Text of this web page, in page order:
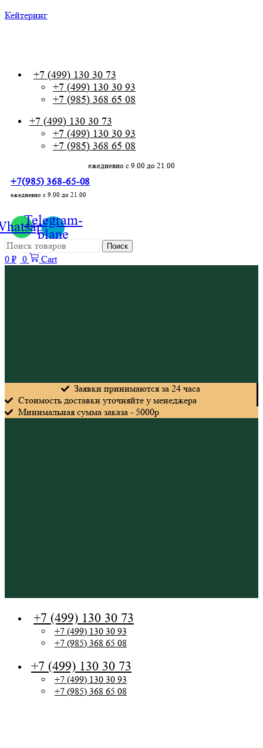
Кейтеринг
+7 (499) 130 30 73
+7 (499) 130 30 93
+7 (985) 368 65 08
+7 (499) 130 30 73
+7 (499) 130 30 93
+7 (985) 368 65 08
ежедневно с 9.00 до 21.00
+7(985) 368-65-08
ежедневно с 9.00 до 21.00
Telegram-
plane
Поиск
0 ₽ 0 Cart
Заявки принимаются за 24 часа
Стоимость доставки уточняйте у менеджера
Минимальная сумма заказа - 5000р
+7 (499) 130 30 73
+7 (499) 130 30 93
+7 (985) 368 65 08
+7 (499) 130 30 73
+7 (499) 130 30 93
+7 (985) 368 65 08